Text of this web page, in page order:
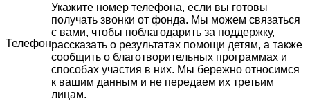
Телефон
Укажите номер телефона, если вы готовы
получать звонки от фонда. Мы можем связаться
с вами, чтобы поблагодарить за поддержку,
рассказать о результатах помощи детям, а также
сообщить о благотворительных программах и
способах участия в них. Мы бережно относимся
к вашим данным и не передаем их третьим
лицам.